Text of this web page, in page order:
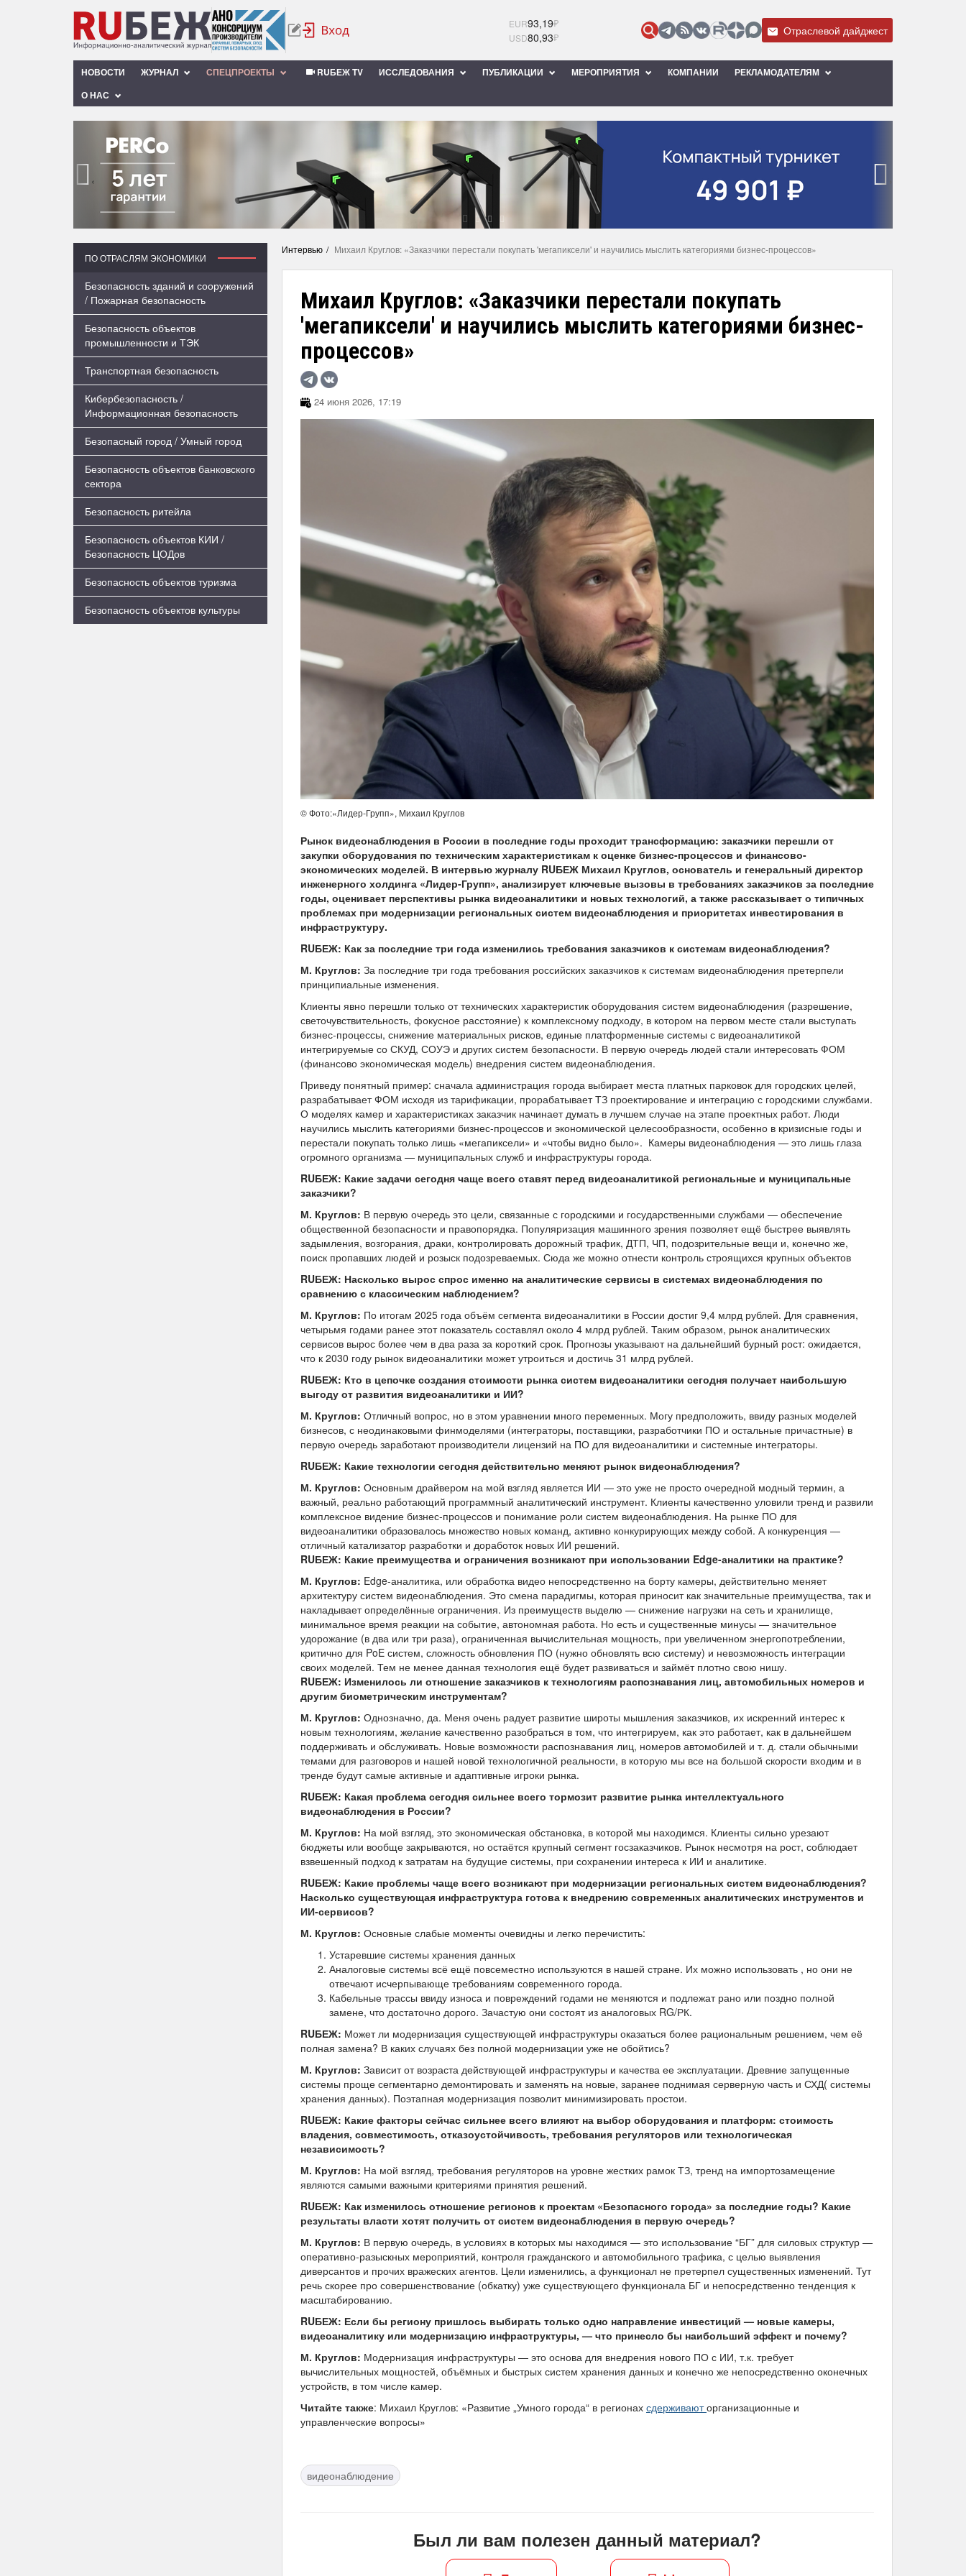
EUR93,19₽
USD80,93₽ Отраслевой дайджест
НОВОСТИ ЖУРНАЛ СПЕЦПРОЕКТЫ RUБЕЖ TV ИССЛЕДОВАНИЯ ПУБЛИКАЦИИ МЕРОПРИЯТИЯ КОМПАНИИ
РЕКЛАМОДАТЕЛЯМ
О НАС
‹
ПО ОТРАСЛЯМ ЭКОНОМИКИ
Безопасность зданий и сооружений
/ Пожарная безопасность
Безопасность объектов
промышленности и ТЭК
Транспортная безопасность
Кибербезопасность /
Информационная безопасность
Безопасный город / Умный город
Безопасность объектов банковского
сектора
Безопасность ритейла
Безопасность объектов КИИ /
Безопасность ЦОДов
Безопасность объектов туризма
Безопасность объектов культуры
Интервью Михаил Круглов: «Заказчики перестали покупать 'мегапиксели' и научились мыслить категориями бизнес-процессов»
Михаил Круглов: «Заказчики перестали покупать
'мегапиксели' и научились мыслить категориями бизнес-
процессов»
24 июня 2026, 17:19
© Фото:«Лидер-Групп», Михаил Круглов
Рынок видеонаблюдения в России в последние годы проходит трансформацию: заказчики перешли от
закупки оборудования по техническим характеристикам к оценке бизнес-процессов и финансово-
экономических моделей. В интервью журналу RUБЕЖ Михаил Круглов, основатель и генеральный директор
инженерного холдинга «Лидер-Групп», анализирует ключевые вызовы в требованиях заказчиков за последние
годы, оценивает перспективы рынка видеоаналитики и новых технологий, а также рассказывает о типичных
проблемах при модернизации региональных систем видеонаблюдения и приоритетах инвестирования в
инфраструктуру.
RUБЕЖ: Как за последние три года изменились требования заказчиков к системам видеонаблюдения?
М. Круглов: За последние три года требования российских заказчиков к системам видеонаблюдения претерпели
принципиальные изменения.
Клиенты явно перешли только от технических характеристик оборудования систем видеонаблюдения (разрешение,
светочувствительность, фокусное расстояние) к комплексному подходу, в котором на первом месте стали выступать
бизнес-процессы, снижение материальных рисков, единые платформенные системы с видеоаналитикой
интегрируемые со СКУД, СОУЭ и других систем безопасности. В первую очередь людей стали интересовать ФОМ
(финансово экономическая модель) внедрения систем видеонаблюдения.
Приведу понятный пример: сначала администрация города выбирает места платных парковок для городских целей,
разрабатывает ФОМ исходя из тарификации, прорабатывает ТЗ проектирование и интеграцию с городскими службами.
О моделях камер и характеристиках заказчик начинает думать в лучшем случае на этапе проектных работ. Люди
научились мыслить категориями бизнес-процессов и экономической целесообразности, особенно в кризисные годы и
перестали покупать только лишь «мегапиксели» и «чтобы видно было». Камеры видеонаблюдения — это лишь глаза
огромного организма — муниципальных служб и инфраструктуры города.
RUБЕЖ: Какие задачи сегодня чаще всего ставят перед видеоаналитикой региональные и муниципальные
заказчики?
М. Круглов: В первую очередь это цели, связанные с городскими и государственными службами — обеспечение
общественной безопасности и правопорядка. Популяризация машинного зрения позволяет ещё быстрее выявлять
задымления, возгорания, драки, контролировать дорожный трафик, ДТП, ЧП, подозрительные вещи и, конечно же,
поиск пропавших людей и розыск подозреваемых. Сюда же можно отнести контроль строящихся крупных объектов
RUБЕЖ: Насколько вырос спрос именно на аналитические сервисы в системах видеонаблюдения по
сравнению с классическим наблюдением?
М. Круглов: По итогам 2025 года объём сегмента видеоаналитики в России достиг 9,4 млрд рублей. Для сравнения,
четырьмя годами ранее этот показатель составлял около 4 млрд рублей. Таким образом, рынок аналитических
сервисов вырос более чем в два раза за короткий срок. Прогнозы указывают на дальнейший бурный рост: ожидается,
что к 2030 году рынок видеоаналитики может утроиться и достичь 31 млрд рублей.
RUБЕЖ: Кто в цепочке создания стоимости рынка систем видеоаналитики сегодня получает наибольшую
выгоду от развития видеоаналитики и ИИ?
М. Круглов: Отличный вопрос, но в этом уравнении много переменных. Могу предположить, ввиду разных моделей
бизнесов, с неодинаковыми финмоделями (интеграторы, поставщики, разработчики ПО и остальные причастные) в
первую очередь заработают производители лицензий на ПО для видеоаналитики и системные интеграторы.
RUБЕЖ: Какие технологии сегодня действительно меняют рынок видеонаблюдения?
М. Круглов: Основным драйвером на мой взгляд является ИИ — это уже не просто очередной модный термин, а
важный, реально работающий программный аналитический инструмент. Клиенты качественно уловили тренд и развили
комплексное видение бизнес-процессов и понимание роли систем видеонаблюдения. На рынке ПО для
видеоаналитики образовалось множество новых команд, активно конкурирующих между собой. А конкуренция —
отличный катализатор разработки и доработок новых ИИ решений.
RUБЕЖ: Какие преимущества и ограничения возникают при использовании Edge-аналитики на практике?
М. Круглов: Edge-аналитика, или обработка видео непосредственно на борту камеры, действительно меняет
архитектуру систем видеонаблюдения. Это смена парадигмы, которая приносит как значительные преимущества, так и
накладывает определённые ограничения. Из преимуществ выделю — снижение нагрузки на сеть и хранилище,
минимальное время реакции на событие, автономная работа. Но есть и существенные минусы — значительное
удорожание (в два или три раза), ограниченная вычислительная мощность, при увеличенном энергопотреблении,
критично для PoE систем, сложность обновления ПО (нужно обновлять всю систему) и невозможность интеграции
своих моделей. Тем не менее данная технология ещё будет развиваться и займёт плотно свою нишу.
RUБЕЖ: Изменилось ли отношение заказчиков к технологиям распознавания лиц, автомобильных номеров и
другим биометрическим инструментам?
М. Круглов: Однозначно, да. Меня очень радует развитие широты мышления заказчиков, их искренний интерес к
новым технологиям, желание качественно разобраться в том, что интегрируем, как это работает, как в дальнейшем
поддерживать и обслуживать. Новые возможности распознавания лиц, номеров автомобилей и т. д. стали обычными
темами для разговоров и нашей новой технологичной реальности, в которую мы все на большой скорости входим и в
тренде будут самые активные и адаптивные игроки рынка.
RUБЕЖ: Какая проблема сегодня сильнее всего тормозит развитие рынка интеллектуального
видеонаблюдения в России?
М. Круглов: На мой взгляд, это экономическая обстановка, в которой мы находимся. Клиенты сильно урезают
бюджеты или вообще закрываются, но остаётся крупный сегмент госзаказчиков. Рынок несмотря на рост, соблюдает
взвешенный подход к затратам на будущие системы, при сохранении интереса к ИИ и аналитике.
RUБЕЖ: Какие проблемы чаще всего возникают при модернизации региональных систем видеонаблюдения?
Насколько существующая инфраструктура готова к внедрению современных аналитических инструментов и
ИИ-сервисов?
М. Круглов: Основные слабые моменты очевидны и легко перечистить:
Устаревшие системы хранения данных
Аналоговые системы всё ещё повсеместно используются в нашей стране. Их можно использовать , но они не
отвечают исчерпывающе требованиям современного города.
Кабельные трассы ввиду износа и повреждений годами не меняются и подлежат рано или поздно полной
замене, что достаточно дорого. Зачастую они состоят из аналоговых RG/РК.
RUБЕЖ: Может ли модернизация существующей инфраструктуры оказаться более рациональным решением, чем её
полная замена? В каких случаях без полной модернизации уже не обойтись?
М. Круглов: Зависит от возраста действующей инфраструктуры и качества ее эксплуатации. Древние запущенные
системы проще сегментарно демонтировать и заменять на новые, заранее поднимая серверную часть и СХД( системы
хранения данных). Поэтапная модернизация позволит минимизировать простои.
RUБЕЖ: Какие факторы сейчас сильнее всего влияют на выбор оборудования и платформ: стоимость
владения, совместимость, отказоустойчивость, требования регуляторов или технологическая
независимость?
М. Круглов: На мой взгляд, требования регуляторов на уровне жестких рамок ТЗ, тренд на импортозамещение
являются самыми важными критериями принятия решений.
RUБЕЖ: Как изменилось отношение регионов к проектам «Безопасного города» за последние годы? Какие
результаты власти хотят получить от систем видеонаблюдения в первую очередь?
М. Круглов: В первую очередь, в условиях в которых мы находимся — это использование “БГ” для силовых структур —
оперативно-разыскных мероприятий, контроля гражданского и автомобильного трафика, с целью выявления
диверсантов и прочих вражеских агентов. Цели изменились, а функционал не претерпел существенных изменений. Тут
речь скорее про совершенствование (обкатку) уже существующего функционала БГ и непосредственно тенденция к
масштабированию.
RUБЕЖ: Если бы региону пришлось выбирать только одно направление инвестиций — новые камеры,
видеоаналитику или модернизацию инфраструктуры, — что принесло бы наибольший эффект и почему?
М. Круглов: Модернизация инфраструктуры — это основа для внедрения нового ПО с ИИ, т.к. требует
вычислительных мощностей, объёмных и быстрых систем хранения данных и конечно же непосредственно оконечных
устройств, в том числе камер.
Читайте также: Михаил Круглов: «Развитие „Умного города“ в регионах сдерживаюторганизационные и
управленческие вопросы»
видеонаблюдение
Был ли вам полезен данный материал?